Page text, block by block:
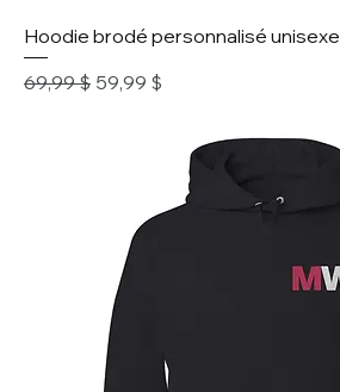
Hoodie brodé personnalisé unisexe
Prix original
69,99 $ Prix promotionnel
59,99 $